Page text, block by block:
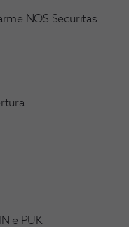
NOS Securitas
e PUK